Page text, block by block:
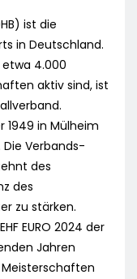
ist die
in Deutschland.
4.000
aktiv sind, ist
1949 in Mülheim
Die Verbands-
des
des
zu stärken.
EURO 2024 der
Jahren